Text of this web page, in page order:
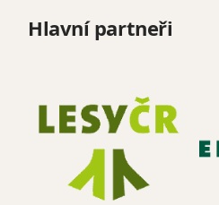
Hlavní partneři